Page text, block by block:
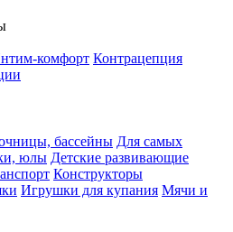
комфорт Контрацепция
бассейны Для самых
юлы Детские развивающие
Конструкторы
Игрушки для купания Мячи и